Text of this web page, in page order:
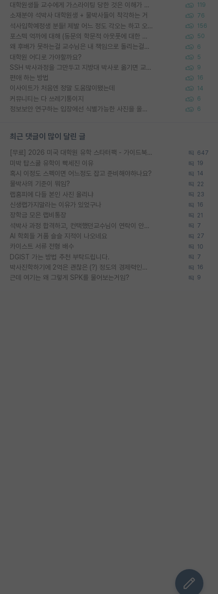
대학원생들 교수에게 가스라이팅 당한 것은 이해가 갑니다. 안타깝네요. 119
소재분야 석박사 대학원생 + 물박사들이 착각하는 거 76
석사입학예정생 분들! 제발 어느 정도 각오는 하고 오세요. 156
포스텍 억까에 대해 (동문의 학문적 아웃풋에 대한 반박) 50
왜 후배가 못하는걸 교수님은 내 책임으로 돌리는걸까요? 6
대학원 어디로 가야할까요? 5
SSH 박사과정을 그만두고 지방대 박사로 옮기면 교수의 꿈은 끝일까요? 9
편애 하는 방법 16
이사이트가 처음엔 정말 도움많이됐는데 14
커뮤니티는 다 쓰레기통이지 6
정보보안 연구하는 입장에선 식별가능한 사진을 올리는건 비추이긴함 6
최근 댓글이 많이 달린 글
[무료] 2026 미국 대학원 유학 스타터팩 - 가이드북 & 합격자 컨택메일 템플릿 647
미박 탑스쿨 유학이 빡세진 이유 19
혹시 이정도 스펙이면 어느정도 잡고 준비해야하나요? 14
물박사의 기준이 뭐임? 22
랩홈피에 다들 본인 사진 올리냐 23
신생랩가지말라는 이유가 있었구나 16
장학금 모은 랩비통장 21
석박사 과정 합격하고, 컨택했던교수님이 연락이 안됩니다... 7
AI 학회들 거품 슬슬 지적이 나오네요 27
카이스트 서류 전형 배수 10
DGIST 가는 방법 추천 부탁드립니다. 7
박사진학하기에 2억은 괜찮은 (?) 정도의 경제력인가요 16
근데 여기는 왜 그렇게 SPK를 물어보는거임? 9